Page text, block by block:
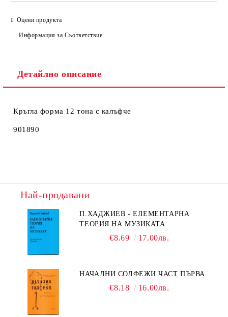
Оцени продукта
Информация за Съответствие
Детайлно описание
Кръгла форма 12 тона с калъфче
901890
Най-продавани
П.ХАДЖИЕВ - ЕЛЕМЕНТАРНА
ТЕОРИЯ НА МУЗИКАТА
€8.69 17.00лв.
НАЧАЛНИ СОЛФЕЖИ ЧАСТ ПЪРВА
€8.18 16.00лв.